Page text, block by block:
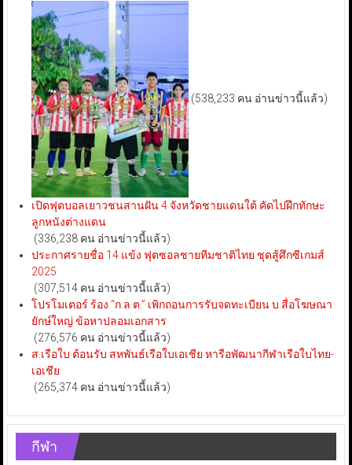
(538,233 คน อ่านข่าวนี้แล้ว)
เปิดฟุตบอลเยาวชนสานฝัน 4 จังหวัดชายแดนใต้ คัดไปฝึกทักษะ
ลูกหนังต่างแดน
(336,238 คน อ่านข่าวนี้แล้ว)
ประกาศรายชื่อ 14 แข้ง ฟุตซอลชายทีมชาติไทย ชุดสู้ศึกซีเกมส์
2025
(307,514 คน อ่านข่าวนี้แล้ว)
โปรโมเตอร์ ร้อง “ก.ล.ต.” เพิกถอนการรับจดทะเบียน บ.สื่อโฆษณา
ยักษ์ใหญ่ ข้อหาปลอมเอกสาร
(276,576 คน อ่านข่าวนี้แล้ว)
ส.เรือใบ ต้อนรับ สหพันธ์เรือใบเอเชีย หารือพัฒนากีฬาเรือใบไทย-
เอเชีย
(265,374 คน อ่านข่าวนี้แล้ว)
กีฬา